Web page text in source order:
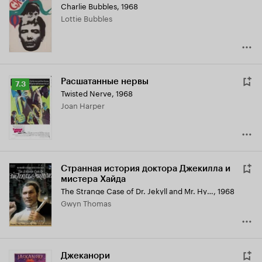
Charlie Bubbles, 1968
Lottie Bubbles
Рейтинг
Кинопоиска
7.3
7.3 Расшатанные нервы
Twisted Nerve, 1968
Joan Harper
Странная история доктора Джекилла и
мистера Хайда
The Strange Case of Dr. Jekyll and Mr. Hyde, 1968
Gwyn Thomas
Джеканори